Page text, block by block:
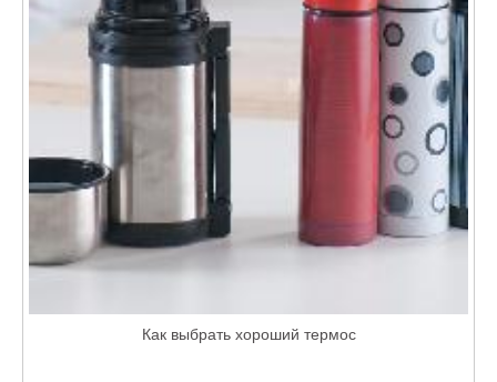
Как выбрать хороший термос